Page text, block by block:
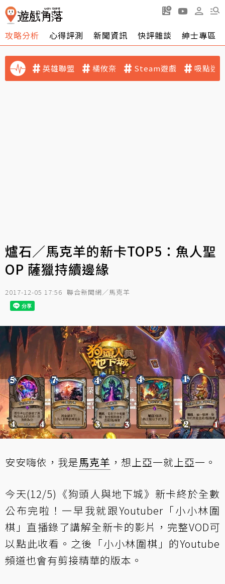
攻略分析 心得評測 新聞資訊 快評雜談 紳士專區
英雄聯盟 橘攸奈 Steam遊戲 吸點迷
爐石／馬克羊的新卡TOP5：魚人聖
OP 薩獵持續邊緣
2017-12-05 17:56 聯合新聞網／馬克羊
安安嗨依，我是馬克羊 ，想上亞一就上亞一。
今天(12/5)《狗頭人與地下城》新卡終於全數
公布完啦！一早我就跟Youtuber「小小林圍
棋」直播錄了講解全新卡的影片，完整VOD可
以點此收看 。之後「小小林圍棋」的Youtube
頻道也會有剪接精華的版本。